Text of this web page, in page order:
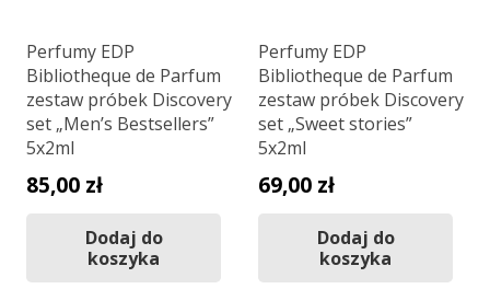
Perfumy EDP
Bibliotheque de Parfum
zestaw próbek Discovery
set „Men’s Bestsellers”
5x2ml
85,00 zł
Dodaj do
koszyka
Perfumy EDP
Bibliotheque de Parfum
zestaw próbek Discovery
set „Sweet stories”
5x2ml
69,00 zł
Dodaj do
koszyka